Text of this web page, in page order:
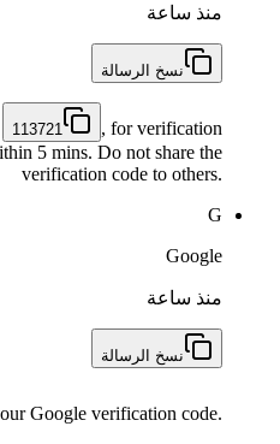
منذ ساعة
نسخ الرسالة
113721
, for verification
5 mins. Do not share the
verification code to others.
G
Google
منذ ساعة
نسخ الرسالة
Google verification code.